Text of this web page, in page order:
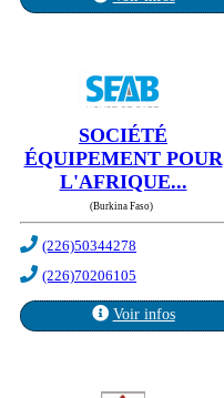
SOCIÉTÉ
ÉQUIPEMENT POUR
L'AFRIQUE...
(Burkina Faso)
(226)50344278
(226)70206105
Voir infos